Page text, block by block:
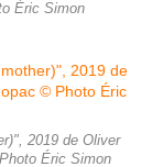
Éric Simon
2019 de Oliver
Éric Simon